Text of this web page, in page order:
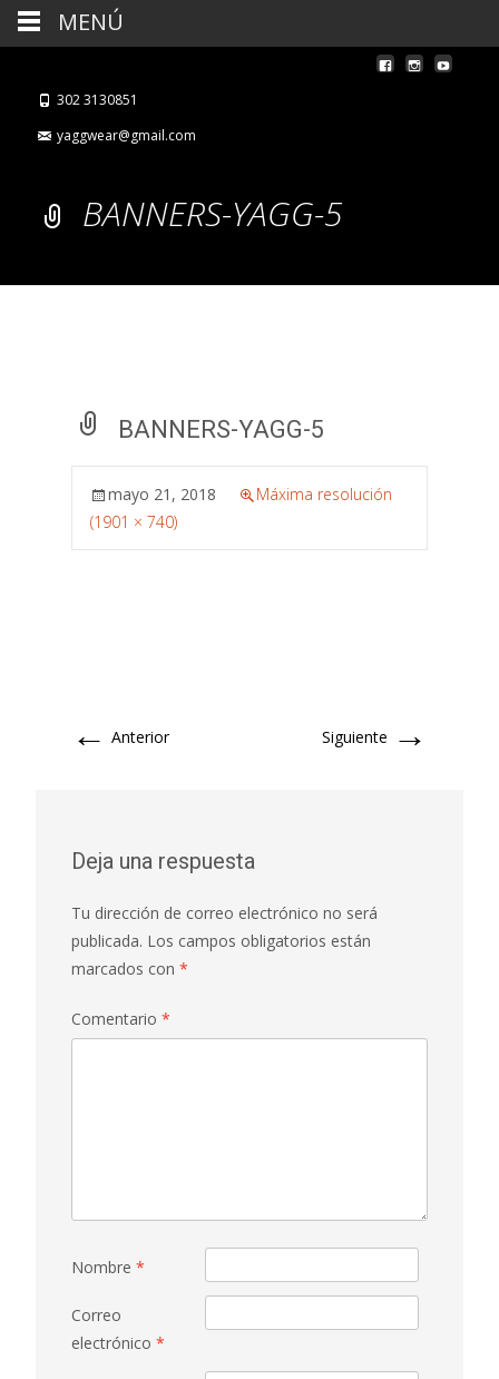
302 3130851
yaggwear@gmail.com
BANNERS-YAGG-5
BANNERS-YAGG-5
mayo 21, 2018
Máxima resolución
(1901 × 740)
← Anterior Siguiente →
Deja una respuesta
Tu dirección de correo electrónico no será
publicada. Los campos obligatorios están
marcados con *
Comentario *
Nombre *
Correo
electrónico *
MENÚ